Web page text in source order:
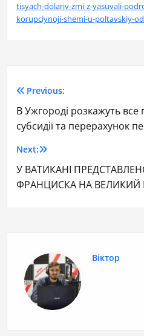
tisyach-dolariv-zmi-z-yasuvali-
korupciynoji-shemi-u-poltavskiy-
Previous:
В Ужгороді розкажуть все
субсидії та перерахунок
Next:
У ВАТИКАНІ
ФРАНЦИСКА НА ВЕЛИКИЙ
Віктор